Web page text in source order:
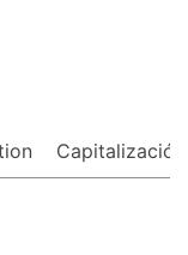
Capitalización